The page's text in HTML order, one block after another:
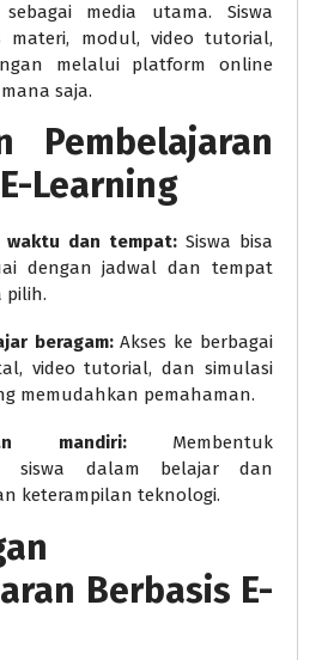
media utama. Siswa
materi, modul, video tutorial,
melalui platform online
saja.
Pembelajaran
Learning
waktu dan tempat: Siswa bisa
dengan jadwal dan tempat
pilih.
beragam:Akses ke berbagai
video tutorial, dan simulasi
memudahkan pemahaman.
mandiri:Membentuk
siswa dalam belajar dan
keterampilan teknologi.
Berbasis E-